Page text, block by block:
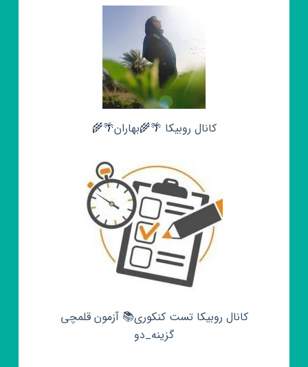
کانال روبیکا 🌴🌾بهاران🌴🌾
کانال روبیکا تست کنکوری📚 آزمون قلمچی‌‌
گزینه_دو